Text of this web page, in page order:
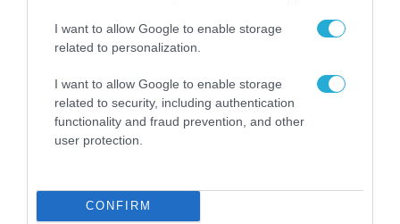
I want to allow Google to enable storage
related to personalization.
I want to allow Google to enable storage
related to security, including authentication
functionality and fraud prevention, and other
user protection.
CONFIRM